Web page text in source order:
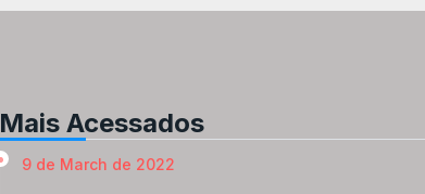
Mais Acessados
9 de March de 2022